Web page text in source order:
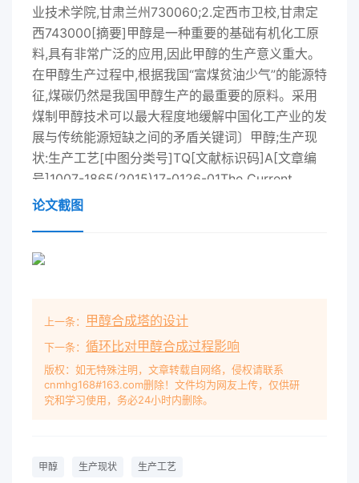
业技术学院,甘肃兰州730060;2.定西市卫校,甘肃定
西743000[摘要]甲醇是一种重要的基础有机化工原
料,具有非常广泛的应用,因此甲醇的生产意义重大。
在甲醇生产过程中,根据我国“富煤贫油少气”的能源特
征,煤碳仍然是我国甲醇生产的最重要的原料。采用
煤制甲醇技术可以最大程度地缓解中国化工产业的发
展与传统能源短缺之间的矛盾关键词〕甲醇;生产现
状:生产工艺[中图分类号]TQ[文献标识码]A[文章编
号]1007-1865(2015)17-0126-01The Current
Situation of methanol production in ChinaMa Ya,
College of Vocational Technology, Lanzhou
important basicchemical raw materials, it has a
very wide application, so it has a great
significance for the production ofof methanol in
China, The contradiction betweein me de, ng to
the characteristics of China's the energy, coal is
production,relopment of China s chemical
论文截图
上一条： 甲醇合成塔的设计
下一条： 循环比对甲醇合成过程影响
版权：如无特殊注明，文章转载自网络，侵权请联系
cnmhg168#163.com删除！文件均为网友上传，仅供研
究和学习使用，务必24小时内删除。
甲醇 生产现状 生产工艺